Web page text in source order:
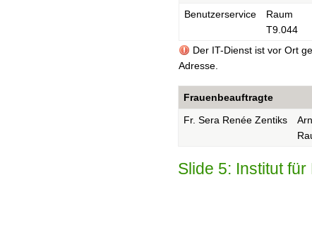
Benutzerservice
Raum
T9.044
Der IT-Dienst ist vor Ort
Adresse.
Frauenbeauftragte
Fr. Sera Renée Zentiks
Slide 5: Institut